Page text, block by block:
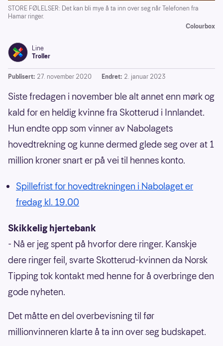
STORE FØLELSER: Det kan bli mye å ta inn over seg når Telefonen fra
Hamar ringer.
Colourbox
Line
Troller
Publisert: 27. november 2020 Endret: 2. januar 2023
Siste fredagen i november ble alt annet enn mørk og
kald for en heldig kvinne fra Skotterud i Innlandet.
Hun endte opp som vinner av Nabolagets
hovedtrekning og kunne dermed glede seg over at 1
million kroner snart er på vei til hennes konto.
Spillefrist for hovedtrekningen i Nabolaget er
fredag kl. 19.00
Skikkelig hjertebank
- Nå er jeg spent på hvorfor dere ringer. Kanskje
dere ringer feil, svarte Skotterud-kvinnen da Norsk
Tipping tok kontakt med henne for å overbringe den
gode nyheten.
Det måtte en del overbevisning til før
millionvinneren klarte å ta inn over seg budskapet.